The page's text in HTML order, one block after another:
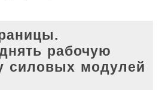
рабочую
силовых модулей